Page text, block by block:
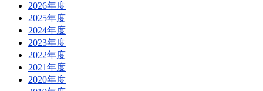
2026年度
2025年度
2024年度
2023年度
2022年度
2021年度
2020年度